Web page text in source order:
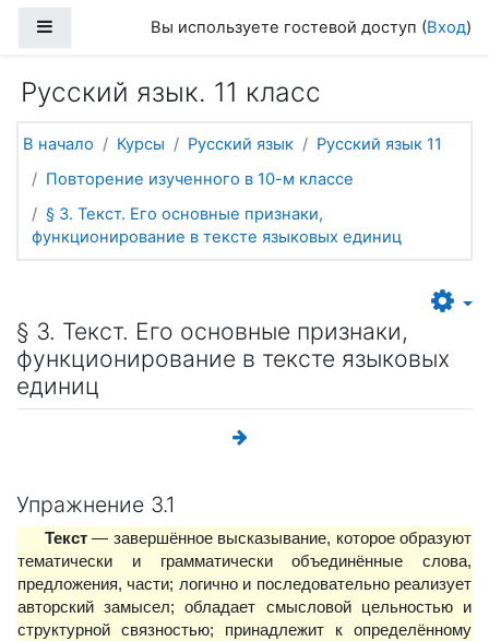
Боковая панельВы используете гостевой доступ (Вход)
Русский язык. 11 класс
В начало Курсы Русский язык
Русский язык 11
Повторение изученного в 10-м классе
§ 3. Текст. Его основные признаки,
функционирование в тексте языковых единиц
§ 3. Текст. Его основные признаки,
функционирование в тексте языковых
единиц
Упражнение 3.1
Текст— завершённое высказывание, которое образуют
тематически и грамматически объединённые слова,
предложения, части; логично и последовательно реализует
авторский замысел; обладает смысловой цельностью и
структурной связностью; принадлежит к определённому